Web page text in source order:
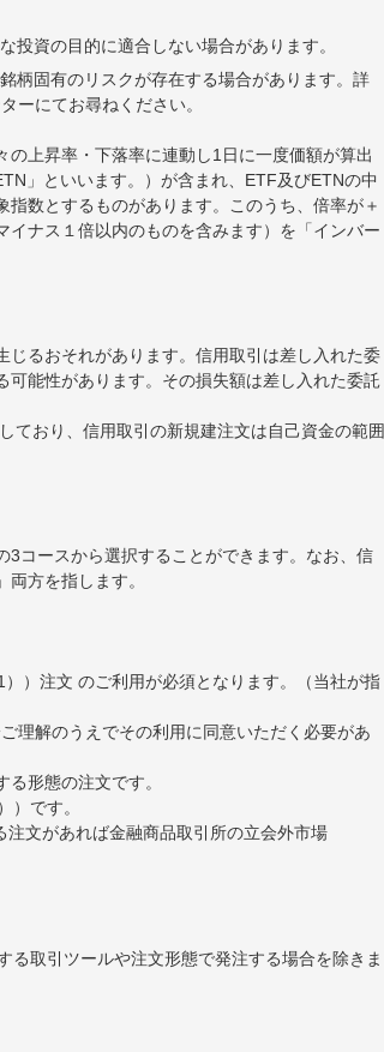
投資の目的に適合しない場合があります。
柄固有のリスクが存在する場合があります。詳
ーにてお尋ねください。
上昇率・下落率に連動し1日に一度価額が算出
」といいます。）が含まれ、ETF及びETNの中
数とするものがあります。このうち、倍率が＋
イナス１倍以内のものを含みます）を「インバー
るおそれがあります。信用取引は差し入れた委
能性があります。その損失額は差し入れた委託
おり、信用取引の新規建注文は自己資金の範囲
3コースから選択することができます。なお、信
方を指します。
）注文 のご利用が必須となります。（当社が指
理解のうえでその利用に同意いただく必要があ
形態の注文です。
です。
文があれば金融商品取引所の立会外市場
取引ツールや注文形態で発注する場合を除きま